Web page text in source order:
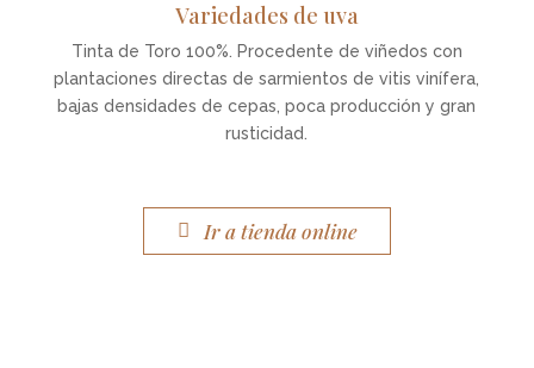
Variedades de uva
Tinta de Toro 100%. Procedente de viñedos con
plantaciones directas de sarmientos de vitis vinífera,
bajas densidades de cepas, poca producción y gran
rusticidad.
Ir a tienda online